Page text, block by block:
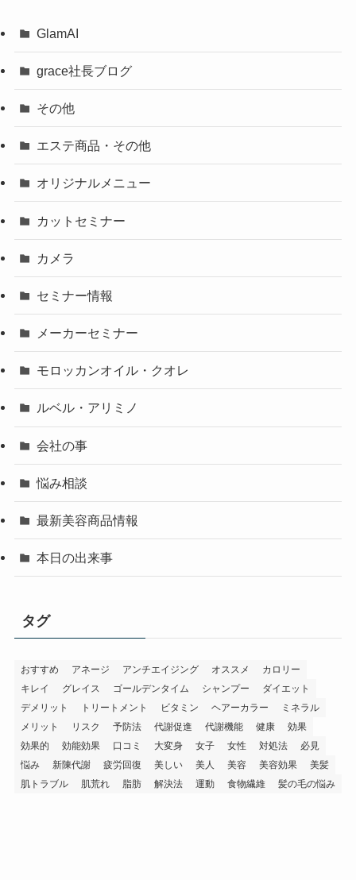
GlamAI
grace社長ブログ
その他
エステ商品・その他
オリジナルメニュー
カットセミナー
カメラ
セミナー情報
メーカーセミナー
モロッカンオイル・クオレ
ルベル・アリミノ
会社の事
悩み相談
最新美容商品情報
本日の出来事
タグ
おすすめ アネージ アンチエイジング オススメ
カロリー
キレイ
グレイス ゴールデンタイム シャンプー
ダイエット
デメリット
トリートメント ビタミン ヘアーカラー
ミネラル
メリット
リスク 予防法 代謝促進 代謝機能 健康
効果
効果的
効能効果 口コミ 大変身 女子 女性 対処法
必見
悩み
新陳代謝 疲労回復 美しい 美人 美容 美容効果
美髪
肌トラブル
肌荒れ 脂肪 解決法 運動 食物繊維 髪の毛の悩み